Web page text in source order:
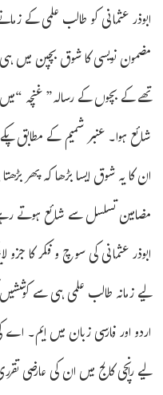
ابوذر عثمانی کو طالب علمی کے
مضمون نویسی کا شوق بچپن میں
تھے کے بچوں کے رسالہ” غنچہ
شائع ہوا۔ عنبر شمیم کے مطابق
ان کا یہ شوق ایسا بڑھا کہ پھر
مضامین تسلسل سے شائع ہوتے
ابوذر عثمانی کی سوچ و فکر کا
لیے زمانہ طالب علمی ہی سے
اردو اور فارسی زبان میں ایم۔
لیے رانچی کالج میں ان کی عارضی تقرری 1943 ء میں